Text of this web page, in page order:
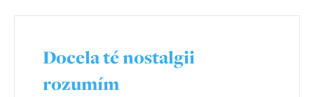
Docela té nostalgii
rozumím